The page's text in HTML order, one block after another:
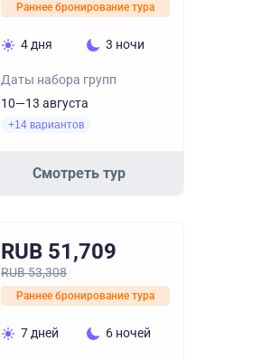
Раннее бронирование тура
4 дня 3 ночи
Даты набора групп
10—13 августа
+14 вариантов
Смотреть тур
RUB 51,709
RUB 53,308
Раннее бронирование тура
7 дней 6 ночей